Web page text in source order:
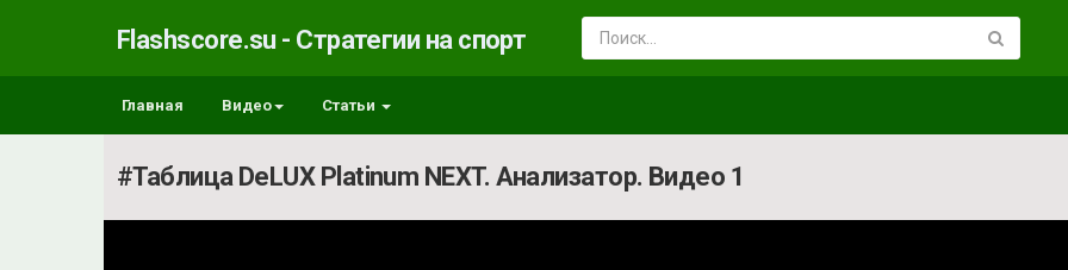
Flashscore.su - Стратегии на спорт
Главная Видео Статьи
#Таблица DeLUX Platinum NEXT. Анализатор. Видео 1